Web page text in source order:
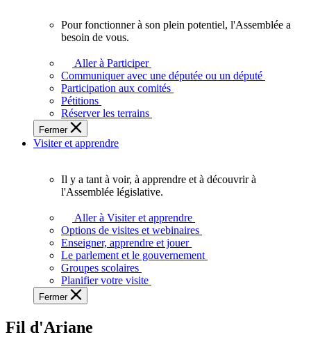
plein
potentiel,
l'Assemblée
a
besoin
de
Pour fonctionner à son plein potentiel, l'Assemblée a
besoin de vous.
Aller à Participer
Communiquer avec une députée ou un député
Participation aux comités
Pétitions
Réserver les terrains
Fermer
Visiter et apprendre
voir,
apprendre
et
à
à
Il y a tant à voir, à apprendre et à découvrir à
l'Assemblée législative.
Aller à Visiter et apprendre
Options de visites et webinaires
Enseigner, apprendre et jouer
Le parlement et le gouvernement
Groupes scolaires
Planifier votre visite
Fermer
Fil d'Ariane